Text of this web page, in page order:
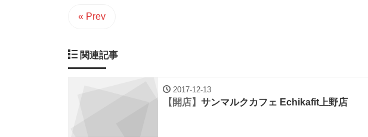
« Prev
関連記事
2017-12-13
【開店】 サンマルクカフェ Echikafit上野店